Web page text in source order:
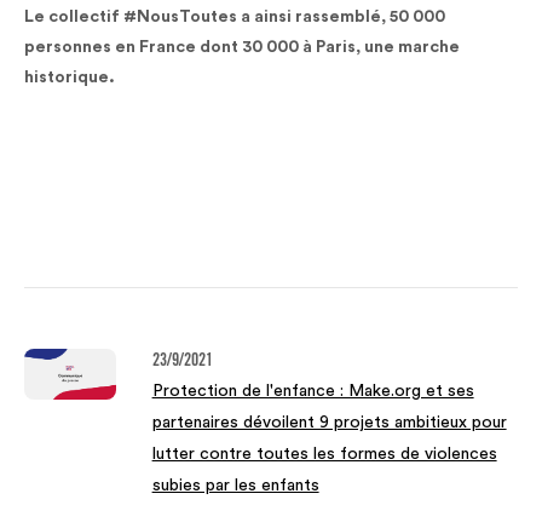
Le collectif #NousToutes a ainsi rassemblé, 50 000
personnes en France dont 30 000 à Paris, une marche
historique.
23/9/2021
Protection de l'enfance : Make.org et ses
partenaires dévoilent 9 projets ambitieux pour
lutter contre toutes les formes de violences
subies par les enfants